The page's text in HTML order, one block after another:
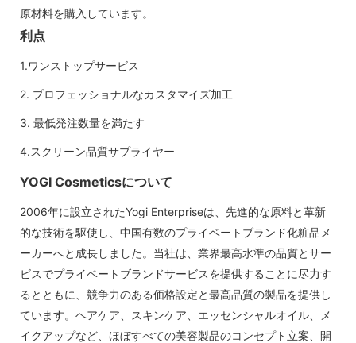
原材料を購入しています。
利点
1.ワンストップサービス
2. プロフェッショナルなカスタマイズ加工
3. 最低発注数量を満たす
4.スクリーン品質サプライヤー
YOGI Cosmeticsについて
2006年に設立されたYogi Enterpriseは、先進的な原料と革新
的な技術を駆使し、中国有数のプライベートブランド化粧品メ
ーカーへと成長しました。当社は、業界最高水準の品質とサー
ビスでプライベートブランドサービスを提供することに尽力す
るとともに、競争力のある価格設定と最高品質の製品を提供し
ています。ヘアケア、スキンケア、エッセンシャルオイル、メ
イクアップなど、ほぼすべての美容製品のコンセプト立案、開